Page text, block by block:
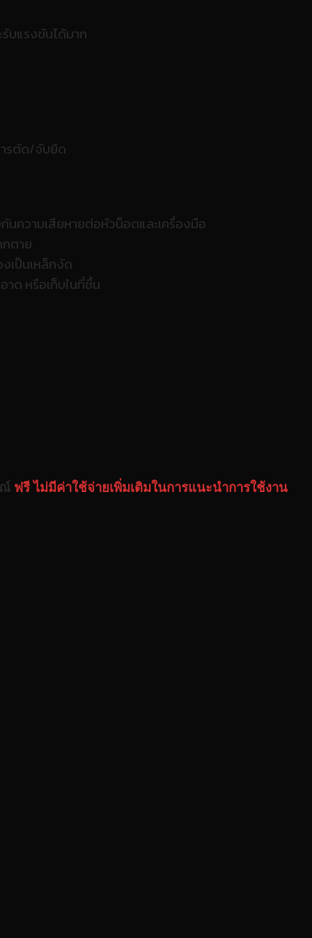
บแรงขันได้มาก
ารตัด/จับยึด
ความเสียหายต่อหัวน็อตและเครื่องมือ
ตาย
งเป็นเหล็กงัด
าด หรือเก็บในที่ชื้น
ณ์ ฟรี ไม่มีค่าใช้จ่ายเพิ่มเติมในการแนะนำการใช้งาน